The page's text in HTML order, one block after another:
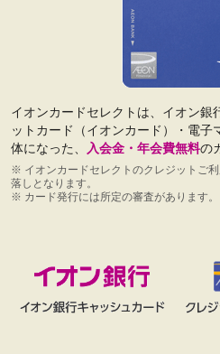
イオンカードセレクトは、イオン銀
ットカード（イオンカード）・電子
体になった、 入会金・年会費無料の
※ イオンカードセレクトのクレジットご
落しとなります。
※ カード発行には所定の審査があります。